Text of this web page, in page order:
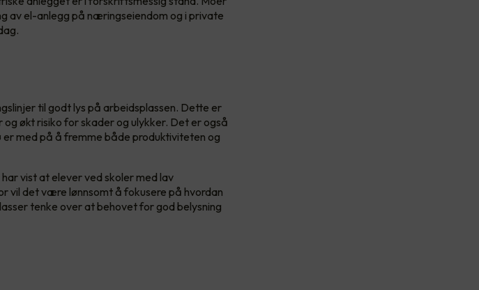
av el-anlegg på næringseiendom og i private
til godt lys på arbeidsplassen. Dette er
økt risiko for skader og ulykker. Det er også
med på å fremme både produktiviteten og
vist at elever ved skoler med lav
vil det være lønnsomt å fokusere på hvordan
tenke over at behovet for god belysning